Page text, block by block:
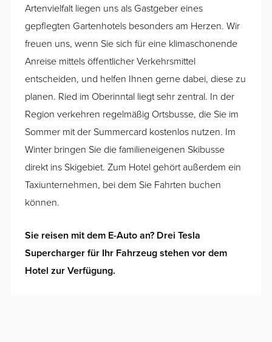
Artenvielfalt liegen uns als Gastgeber eines
gepflegten Gartenhotels besonders am Herzen. Wir
freuen uns, wenn Sie sich für eine klimaschonende
Anreise mittels öffentlicher Verkehrsmittel
entscheiden, und helfen Ihnen gerne dabei, diese zu
planen. Ried im Oberinntal liegt sehr zentral. In der
Region verkehren regelmäßig Ortsbusse, die Sie im
Sommer mit der Summercard kostenlos nutzen. Im
Winter bringen Sie die familieneigenen Skibusse
direkt ins Skigebiet. Zum Hotel gehört außerdem ein
Taxiunternehmen, bei dem Sie Fahrten buchen
können.
Sie reisen mit dem E-Auto an? Drei Tesla
Supercharger für Ihr Fahrzeug stehen vor dem
Hotel zur Verfügung.